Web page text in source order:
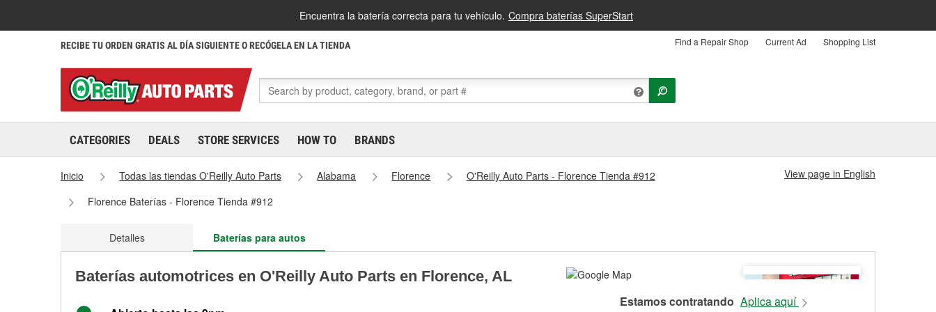
Encuentra la batería correcta para tu vehículo. Compra baterías SuperStart
RECIBE TU ORDEN GRATIS AL DÍA SIGUIENTE O RECÓGELA EN LA TIENDA Find a Repair Shop Current Ad Shopping List
CATEGORIES DEALS STORE SERVICES HOW TO BRANDS
Inicio Todas las tiendas O'Reilly Auto Parts Alabama Florence
O'Reilly Auto Parts - Florence Tienda #912
Florence Baterías - Florence Tienda #912
View page in English
Detalles Baterías para autos
Baterías automotrices en O'Reilly Auto Parts en Florence, AL
Estamos contratando Aplica aquí